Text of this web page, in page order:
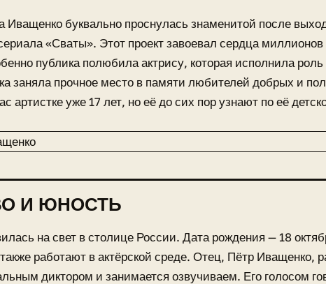
Иващенко буквально проснулась знаменитой после
«Сваты». Этот проект завоевал сердца миллионов
публика полюбила актрису, которая исполнила
заняла прочное место в памяти любителей добрых и
артистке уже 17 лет, но её до сих пор узнают по её
И ЮНОСТЬ
на свет в столице России. Дата рождения — 18
работают в актёрской среде. Отец, Пётр Иващенко,
диктором и занимается озвучиваем. Его голосом